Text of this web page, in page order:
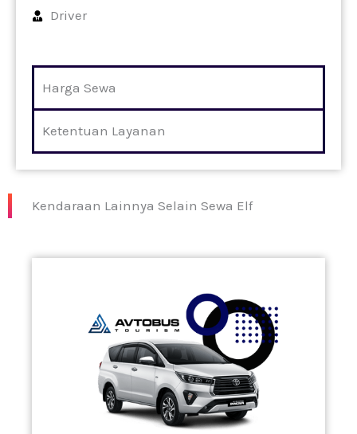
Driver
Harga Sewa
Ketentuan Layanan
Kendaraan Lainnya Selain Sewa Elf